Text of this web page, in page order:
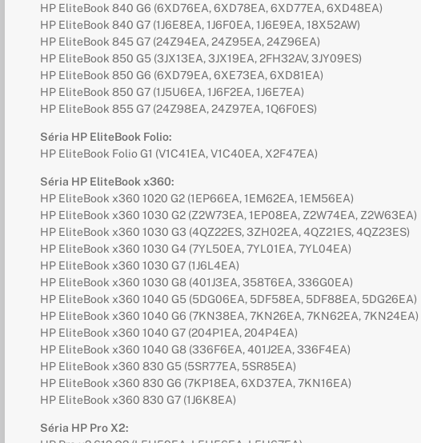
HP EliteBook 840 G6 (6XD76EA, 6XD78EA, 6XD77EA, 6XD48EA)
HP EliteBook 840 G7 (1J6E8EA, 1J6F0EA, 1J6E9EA, 18X52AW)
HP EliteBook 845 G7 (24Z94EA, 24Z95EA, 24Z96EA)
HP EliteBook 850 G5 (3JX13EA, 3JX19EA, 2FH32AV, 3JY09ES)
HP EliteBook 850 G6 (6XD79EA, 6XE73EA, 6XD81EA)
HP EliteBook 850 G7 (1J5U6EA, 1J6F2EA, 1J6E7EA)
HP EliteBook 855 G7 (24Z98EA, 24Z97EA, 1Q6F0ES)
Séria HP EliteBook Folio:
HP EliteBook Folio G1 (V1C41EA, V1C40EA, X2F47EA)
Séria HP EliteBook x360:
HP EliteBook x360 1020 G2 (1EP66EA, 1EM62EA, 1EM56EA)
HP EliteBook x360 1030 G2 (Z2W73EA, 1EP08EA, Z2W74EA, Z2W63EA)
HP EliteBook x360 1030 G3 (4QZ22ES, 3ZH02EA, 4QZ21ES, 4QZ23ES)
HP EliteBook x360 1030 G4 (7YL50EA, 7YL01EA, 7YL04EA)
HP EliteBook x360 1030 G7 (1J6L4EA)
HP EliteBook x360 1030 G8 (401J3EA, 358T6EA, 336G0EA)
HP EliteBook x360 1040 G5 (5DG06EA, 5DF58EA, 5DF88EA, 5DG26EA)
HP EliteBook x360 1040 G6 (7KN38EA, 7KN26EA, 7KN62EA, 7KN24EA)
HP EliteBook x360 1040 G7 (204P1EA, 204P4EA)
HP EliteBook x360 1040 G8 (336F6EA, 401J2EA, 336F4EA)
HP EliteBook x360 830 G5 (5SR77EA, 5SR85EA)
HP EliteBook x360 830 G6 (7KP18EA, 6XD37EA, 7KN16EA)
HP EliteBook x360 830 G7 (1J6K8EA)
Séria HP Pro X2: